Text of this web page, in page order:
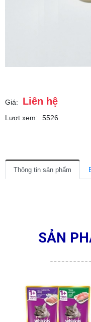
Giá: Liên hệ
Lượt xem: 5526
Thông tin sản phẩm
SẢN